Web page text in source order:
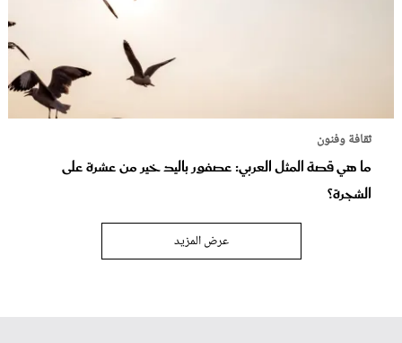
ثقافة وفنون
ما هي قصة المثل العربي: عصفور باليد خير من عشرة على
الشجرة؟
عرض المزيد